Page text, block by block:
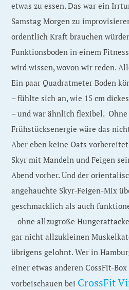
etwas zu essen. Das war ein
Samstag Morgen zu
ordentlich Kraft brauchen
Funktionsboden in einem
wird wissen, wovon wir reden.
Ein paar Quadratmeter Boden
– fühlte sich an, wie 15 cm
– und war ähnlich flexibel.
Frühstücksenergie wäre das
Aber eben keine Oats
Skyr mit Mandeln und Feigen
Abend vorher. Und der
angehauchte Skyr-Feigen-Mix
geschmacklich als auch
– ohne allzugroße
gar nicht allzukleinen
übrigens gelohnt. Wer in
einer etwas anderen CossFit-
vorbeischauen bei CrossFit